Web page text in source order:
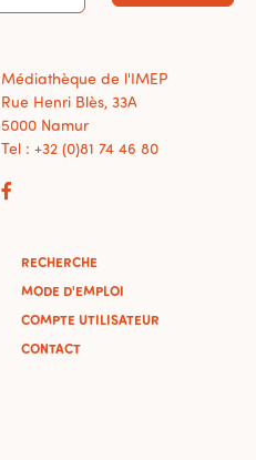
Médiathèque de l'IMEP
Rue Henri Blès, 33A
5000 Namur
Tel : +32 (0)81 74 46 80
RECHERCHE
MODE D'EMPLOI
COMPTE UTILISATEUR
CONTACT